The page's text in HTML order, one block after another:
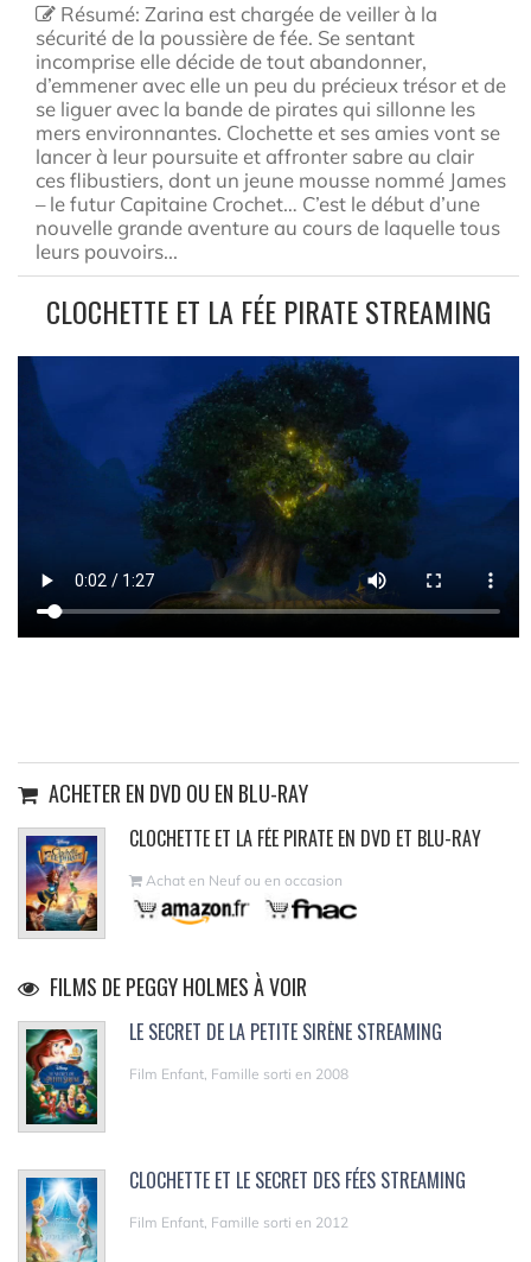
Résumé: Zarina est chargée de veiller à la
sécurité de la poussière de fée. Se sentant
incomprise elle décide de tout abandonner,
d’emmener avec elle un peu du précieux trésor et de
se liguer avec la bande de pirates qui sillonne les
mers environnantes. Clochette et ses amies vont se
lancer à leur poursuite et affronter sabre au clair
ces flibustiers, dont un jeune mousse nommé James
– le futur Capitaine Crochet… C’est le début d’une
nouvelle grande aventure au cours de laquelle tous
leurs pouvoirs...
CLOCHETTE ET LA FÉE PIRATE STREAMING
ACHETER EN DVD OU EN BLU-RAY
CLOCHETTE ET LA FÉE PIRATE EN DVD ET BLU-RAY
Achat en Neuf ou en occasion
FILMS DE PEGGY HOLMES À VOIR
LE SECRET DE LA PETITE SIRÈNE STREAMING
Film Enfant, Famille sorti en 2008
CLOCHETTE ET LE SECRET DES FÉES STREAMING
Film Enfant, Famille sorti en 2012